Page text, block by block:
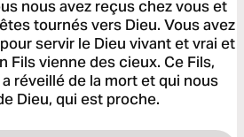
nous avez reçus chez vous et
tournés vers Dieu. Vous avez
servir le Dieu vivant et vrai et
Fils vienne des cieux. Ce Fils,
réveillé de la mort et qui nous
Dieu, qui est proche.